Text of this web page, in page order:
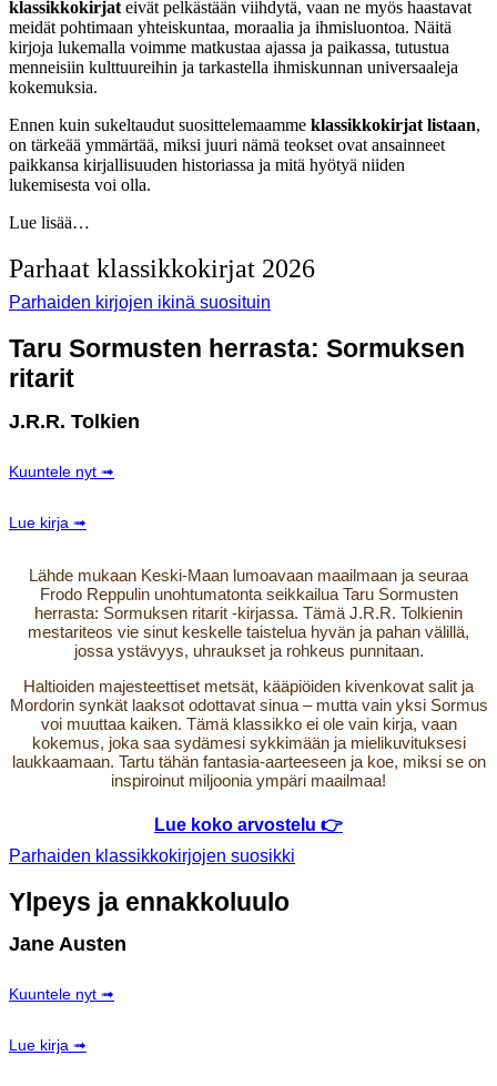
klassikkokirjat eivät pelkästään viihdytä, vaan ne myös haastavat
meidät pohtimaan yhteiskuntaa, moraalia ja ihmisluontoa. Näitä
kirjoja lukemalla voimme matkustaa ajassa ja paikassa, tutustua
menneisiin kulttuureihin ja tarkastella ihmiskunnan universaaleja
kokemuksia.
Ennen kuin sukeltaudut suosittelemaamme klassikkokirjat listaan,
on tärkeää ymmärtää, miksi juuri nämä teokset ovat ansainneet
paikkansa kirjallisuuden historiassa ja mitä hyötyä niiden
lukemisesta voi olla.
Lue lisää…
Parhaat klassikkokirjat 2026
Parhaiden kirjojen ikinä suosituin
Taru Sormusten herrasta: Sormuksen
ritarit
J.R.R. Tolkien
Kuuntele nyt ➟
Lue kirja ➟
Lähde mukaan Keski-Maan lumoavaan maailmaan ja seuraa
Frodo Reppulin unohtumatonta seikkailua Taru Sormusten
herrasta: Sormuksen ritarit -kirjassa. Tämä J.R.R. Tolkienin
mestariteos vie sinut keskelle taistelua hyvän ja pahan välillä,
jossa ystävyys, uhraukset ja rohkeus punnitaan.
Haltioiden majesteettiset metsät, kääpiöiden kivenkovat salit ja
Mordorin synkät laaksot odottavat sinua – mutta vain yksi Sormus
voi muuttaa kaiken. Tämä klassikko ei ole vain kirja, vaan
kokemus, joka saa sydämesi sykkimään ja mielikuvituksesi
laukkaamaan. Tartu tähän fantasia-aarteeseen ja koe, miksi se on
inspiroinut miljoonia ympäri maailmaa!
Lue koko arvostelu 👉
Parhaiden klassikkokirjojen suosikki
Ylpeys ja ennakkoluulo
Jane Austen
Kuuntele nyt ➟
Lue kirja ➟